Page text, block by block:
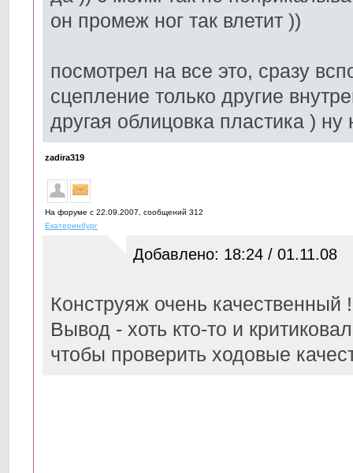
он промеж ног так влетит ))
посмотрел на все это, сразу
сцепление только другие
другая облицовка пластика )
zadira319
На форуме с 22.09.2007, cообщений 312
Екатеринбург
Добавлено: 18:24 / 01.11.08
Конструяж очень качественный
Вывод - хоть кто-то и
чтобы проверить ходовые